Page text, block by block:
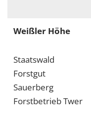
Weißler Höhe
Staatswald
Forstgut
Sauerberg
Forstbetrieb Twer